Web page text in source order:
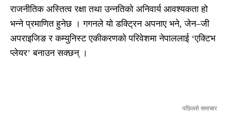
राजनीतिक अस्तित्व रक्षा तथा उन्नतिको अनिवार्य आवश्यकता हो
भन्ने प्रमाणित हुनेछ । गगनले यो डक्ट्रिन अपनाए भने, जेन–जी
अपराइजिङ र कम्युनिस्ट एकीकरणको परिवेशमा नेपाललाई ‘एक्टिभ
प्लेयर’ बनाउन सक्छन् ।
पछिल्लो समाचार